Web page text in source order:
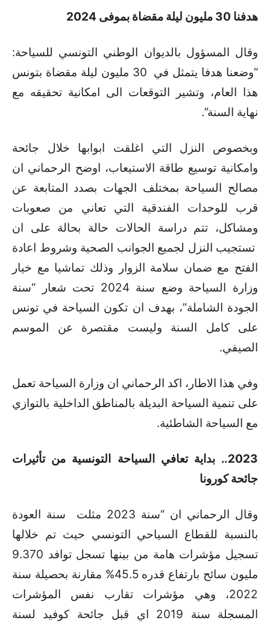
هدفنا 30 مليون ليلة مقضاة بموفى 2024
وقال المسؤول بالديوان الوطني التونسي للسياحة:
“وضعنا هدفا يتمثل في 30 مليون ليلة مقضاة بتونس
هذا العام، وتشير التوقعات الى امكانية تحقيقه مع
نهاية السنة”.
وبخصوص النزل التي اغلقت ابوابها خلال جائحة
وامكانية توسيع طاقة الاستيعاب، اوضح الرحماني ان
مصالح السياحة بمختلف الجهات بصدد المتابعة عن
قرب للوحدات الفندقية التي تعاني من صعوبات
ومشاكل، تتم دراسة الحالات حالة بحالة على ان
تستجيب النزل لجميع الجوانب الصحية وشروط اعادة
الفتح مع ضمان سلامة الزوار وذلك تماشيا مع خيار
وزارة السياحة وضع سنة 2024 تحت شعار “سنة
الجودة الشاملة”، بهدف ان تكون السياحة في تونس
على كامل السنة وليست مقتصرة عن الموسم
الصيفي.
وفي هذا الاطار، اكد الرحماني ان وزارة السياحة تعمل
على تنمية السياحة البديلة بالمناطق الداخلية بالتوازي
مع السياحة الشاطئية.
2023.. بداية تعافي السياحة التونسية من تأثيرات
جائحة كورونا
وقال الرحماني ان “سنة 2023 مثلت سنة العودة
بالنسبة للقطاع السياحي التونسي حيث تم خلالها
تسجيل مؤشرات هامة من بينها تسجل توافد 9.370
مليون سائح بارتفاع قدره 45.5% مقارنة بحصيلة سنة
2022، وهي مؤشرات تقارب نفس المؤشرات
المسجلة سنة 2019 اي قبل جائحة كوفيد لسنة